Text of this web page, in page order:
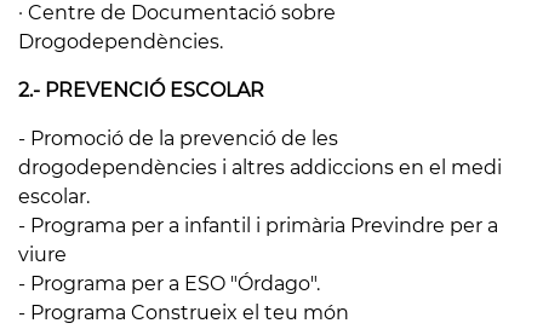
· Centre de Documentació sobre
Drogodependències.
2.- PREVENCIÓ ESCOLAR
- Promoció de la prevenció de les
drogodependències i altres addiccions en el medi
escolar.
- Programa per a infantil i primària Previndre per a
viure
- Programa per a ESO "Órdago".
- Programa Construeix el teu món